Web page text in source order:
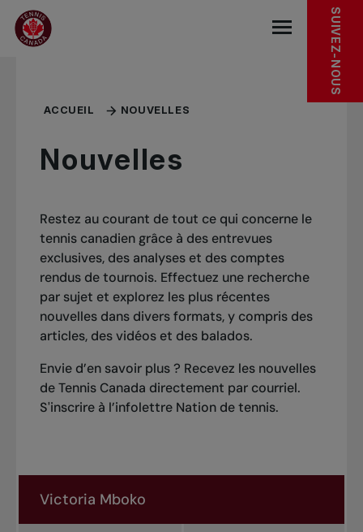
Sauter au menu principal
Sauter au contenu principal
Sauter au pied de page SUIVEZ-NOUS
ACCUEIL NOUVELLES
Nouvelles
Restez au courant de tout ce qui concerne le
tennis canadien grâce à des entrevues
exclusives, des analyses et des comptes
rendus de tournois. Effectuez une recherche
par sujet et explorez les plus récentes
nouvelles dans divers formats, y compris des
articles, des vidéos et des balados.
Envie d’en savoir plus ? Recevez les nouvelles
de Tennis Canada directement par courriel.
S'inscrire à l’infolettre Nation de tennis.
Rechercher par sujet, joueur ou autre